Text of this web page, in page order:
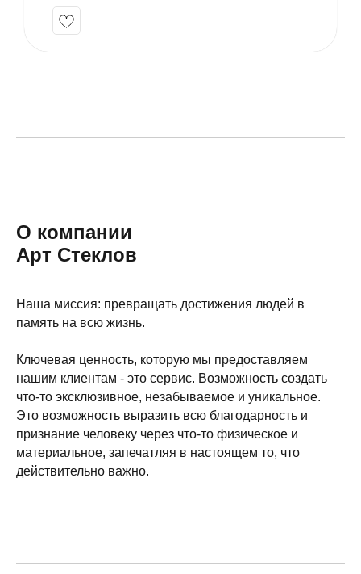
О компании
Арт Стеклов
Наша миссия: превращать достижения людей в
память на всю жизнь.
Ключевая ценность, которую мы предоставляем
нашим клиентам - это сервис. Возможность создать
что-то эксклюзивное, незабываемое и уникальное.
Это возможность выразить всю благодарность и
признание человеку через что-то физическое и
материальное, запечатляя в настоящем то, что
действительно важно.